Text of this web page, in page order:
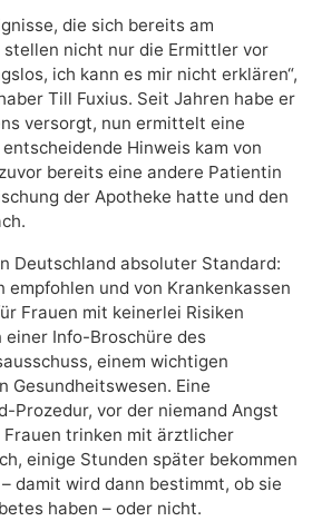
die sich bereits am
nicht nur die Ermittler vor
ich kann es mir nicht erklären“,
Till Fuxius. Seit Jahren habe er
versorgt, nun ermittelt eine
Hinweis kam von
bereits eine andere Patientin
der Apotheke hatte und den
Deutschland absoluter Standard:
empfohlen und von Krankenkassen
Frauen mit keinerlei Risiken
Info-Broschüre des
einem wichtigen
Gesundheitswesen. Eine
Prozedur, vor der niemand Angst
Frauen trinken mit ärztlicher
einige Stunden später bekommen
damit wird dann bestimmt, ob sie
haben – oder nicht.